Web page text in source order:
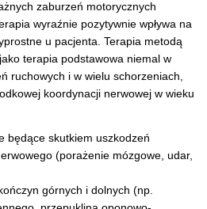
zaburzeń motorycznych
wyraźnie pozytywnie wpływa na
u pacjenta. Terapia metodą
terapia podstawowa niemal w
ruchowych i w wielu schorzeniach,
koordynacji nerwowej w wieku
będące skutkiem uszkodzeń
(porażenie mózgowe, udar,
górnych i dolnych (np.